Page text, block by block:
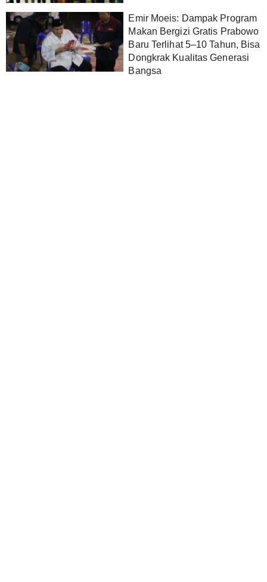
Emir Moeis: Dampak Program
Makan Bergizi Gratis Prabowo
Baru Terlihat 5–10 Tahun, Bisa
Dongkrak Kualitas Generasi
Bangsa